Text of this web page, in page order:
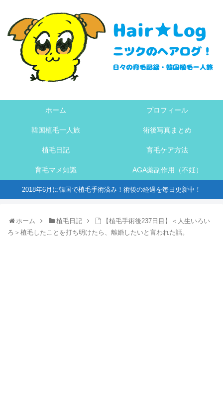
ホーム プロフィール
韓国植毛一人旅 術後写真まとめ
植毛日記 育毛ケア方法
育毛マメ知識 AGA薬副作用（不妊）
2018年6月に韓国で植毛手術済み！術後の経過を毎日更新中！
ホーム 植毛日記
【植毛手術後237日目】＜人生いろい
ろ＞植毛したことを打ち明けたら、離婚したいと言われた話。